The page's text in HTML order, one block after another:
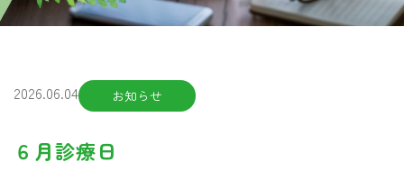
2026.06.04 お知らせ
６月診療日